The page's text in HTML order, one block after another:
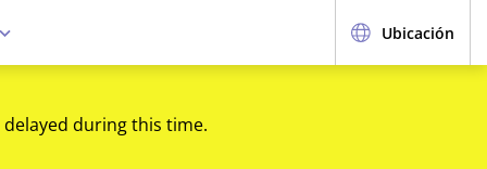
Ubicación
during this time.